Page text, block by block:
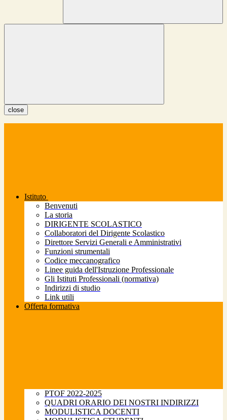
close
Istituto
Benvenuti
La storia
DIRIGENTE SCOLASTICO
Collaboratori del Dirigente Scolastico
Direttore Servizi Generali e Amministrativi
Funzioni strumentali
Codice meccanografico
Linee guida dell'Istruzione Professionale
Gli Istituti Professionali (normativa)
Indirizzi di studio
Link utili
Offerta formativa
PTOF 2022-2025
QUADRI ORARIO DEI NOSTRI INDIRIZZI
MODULISTICA DOCENTI